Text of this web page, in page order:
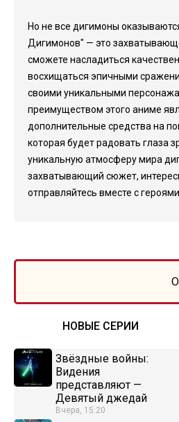
Но не все дигимоны
Дигимонов" — это
сможете насладиться
восхищаться эпичными
своими уникальными
преимуществом этого аниме
дополнительные средства на
которая будет радовать глаза
уникальную атмосферу мира
захватывающий сюжет,
отправляйтесь вместе с
НОВЫЕ СЕРИИ
Звёздные войны:
Видения
представляют —
Девятый джедай
Вчера, 15:20